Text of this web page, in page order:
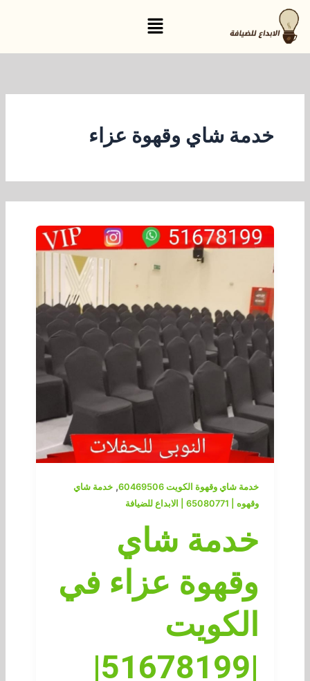
تخطي
إلى
المحتوى
القائمة
خدمة شاي وقهوة عزاء
خدمة شاي وقهوة الكويت 60469506 ,خدمة شاي
وقهوه | 65080771 | الابداع للضيافة
خدمة شاي
وقهوة عزاء في
الكويت
|51678199|